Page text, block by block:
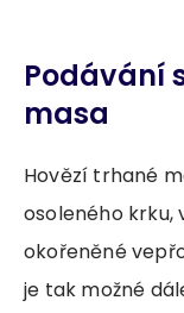
Podávání
masa
Hovězí trhané
osoleného krku,
okořeněné
je tak možné